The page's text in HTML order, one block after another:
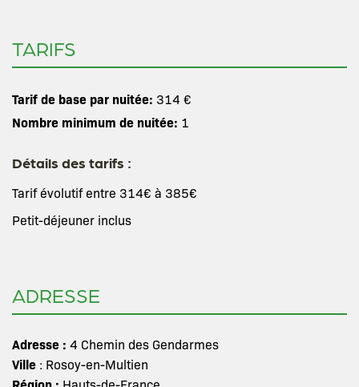
TARIFS
Tarif de base par nuitée: 314 €
Nombre minimum de nuitée: 1
Détails des tarifs :
Tarif évolutif entre 314€ à 385€
Petit-déjeuner inclus
ADRESSE
Adresse : 4 Chemin des Gendarmes
Ville : Rosoy-en-Multien